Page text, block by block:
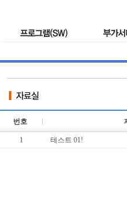
번호
1 테스트 01!